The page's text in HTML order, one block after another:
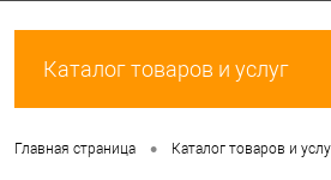
Каталог товаров и услуг
Главная страница • Каталог товаров и